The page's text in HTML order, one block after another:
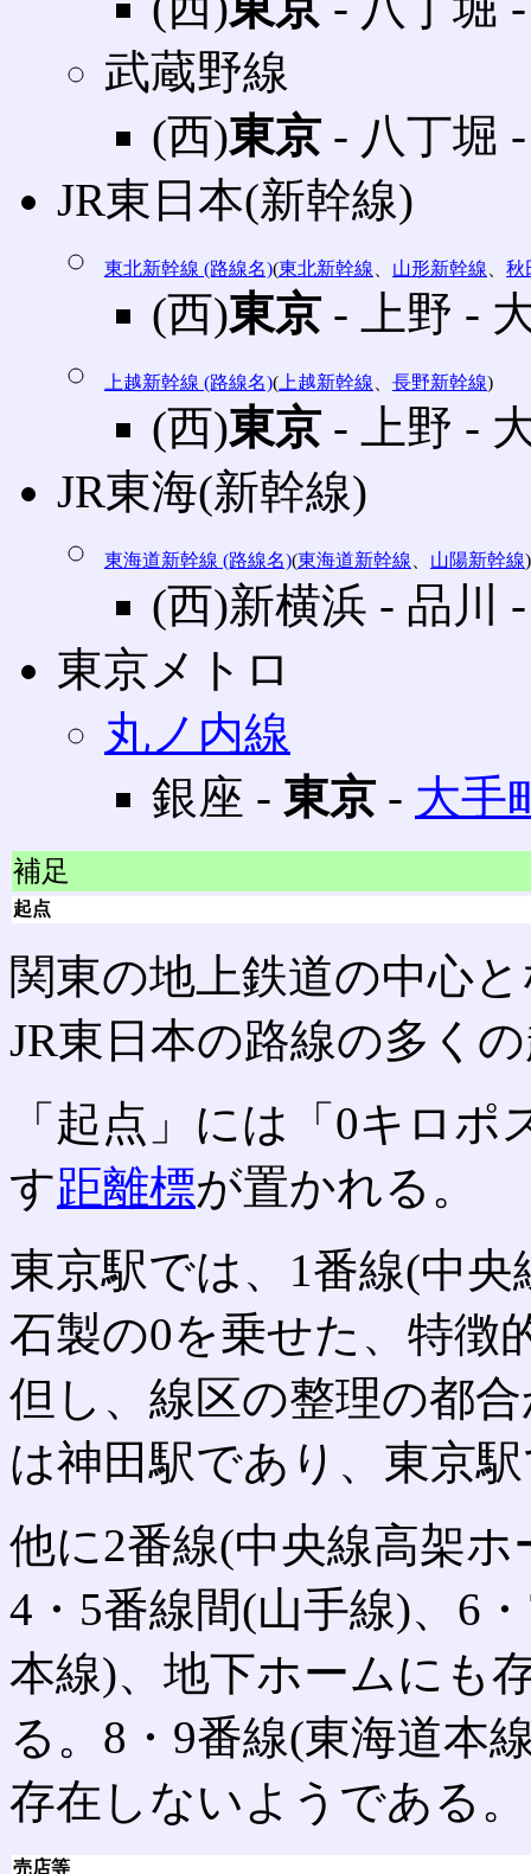
武蔵野線
(西)東京‐ 八丁堀
JR東日本(新幹線)
東北新幹線 (路線名)(東北新幹線 山形新幹線 秋
(西)東京‐ 上野 ‐
上越新幹線 (路線名)( 上越新幹線 長野新幹線)
(西)東京‐ 上野 ‐
JR東海(新幹線)
東海道新幹線 (路線名)(東海道新幹線 山陽新幹線)
(西)新横浜 ‐ 品川
東京メトロ
丸ノ内線
銀座 ‐ 東京‐ 大手
補足
起点
関東の地上鉄道の中心
JR東日本の路線の多く
「起点」には「0キロ
す距離標が置かれる。
東京駅では、1番線(中
石製の0を乗せた、特徴
但し、線区の整理の都
は神田駅であり、東京
他に2番線(中央線高架
4・5番線間(山手線)、6
本線)、地下ホームにも
る。8・9番線(東海道本
存在しないようである。
売店等